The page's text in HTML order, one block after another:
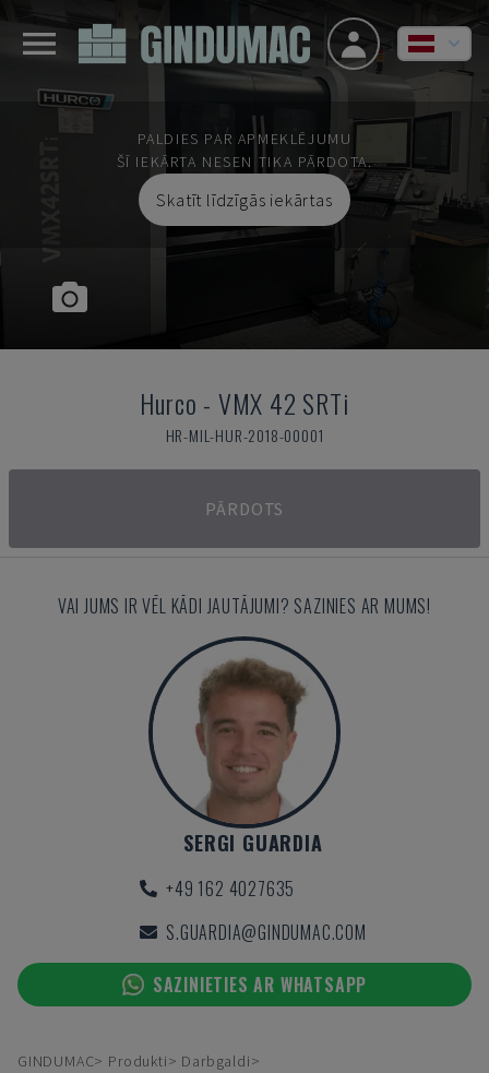
PALDIES PAR APMEKLĒJUMU
ŠĪ IEKĀRTA NESEN TIKA PĀRDOTA.
Skatīt līdzīgās iekārtas
Hurco - VMX 42 SRTi
HR-MIL-HUR-2018-00001
PĀRDOTS
VAI JUMS IR VĒL KĀDI JAUTĀJUMI? SAZINIES AR MUMS!
SERGI GUARDIA
+49 162 4027635
S.GUARDIA@GINDUMAC.COM
SAZINIETIES AR WHATSAPP
GINDUMAC Produkti
Darbgaldi